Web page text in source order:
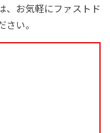
、お気軽にファストド
い。